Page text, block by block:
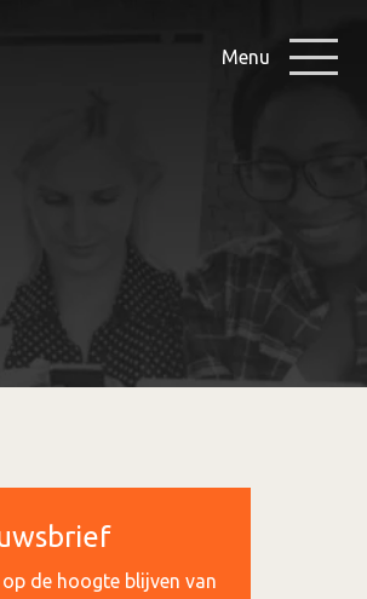
Menu
de hoogte blijven van